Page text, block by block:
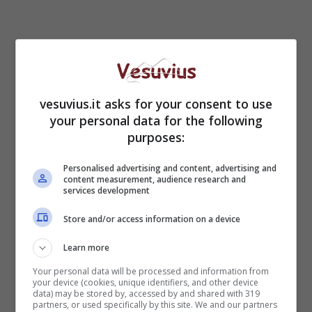
Annalisa (Getty Images)
Adesso c’è
Rose Villain. In un’intervista ai microfoni di
Amazon Music Annalisaha fatto
un’interessanterivelazionesu questa canzone:
vesuvius.it asks for your consent to use
your personal data for the following
purposes:
Personalised advertising and content, advertising and
content measurement, audience research and
services development
Store and/or access information on a device
Learn more
Your personal data will be processed and information from
your device (cookies, unique identifiers, and other device
data) may be stored by, accessed by and shared with 319
partners, or used specifically by this site. We and our partners